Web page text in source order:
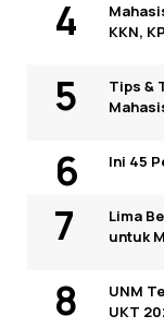
KKN,
Tips &
Ini 45
Lima
untuk
UNM
UKT